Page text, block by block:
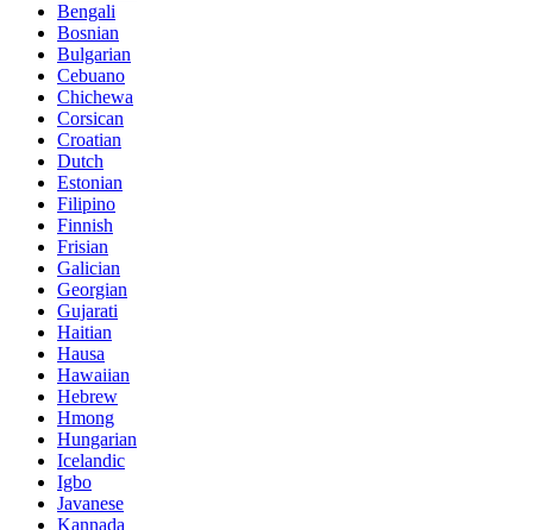
Bengali
Bosnian
Bulgarian
Cebuano
Chichewa
Corsican
Croatian
Dutch
Estonian
Filipino
Finnish
Frisian
Galician
Georgian
Gujarati
Haitian
Hausa
Hawaiian
Hebrew
Hmong
Hungarian
Icelandic
Igbo
Javanese
Kannada